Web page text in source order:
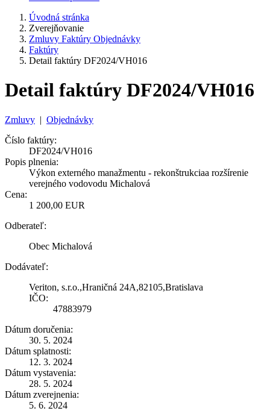
Úvodná stránka
Zverejňovanie
Zmluvy Faktúry Objednávky
Faktúry
Detail faktúry DF2024/VH016
Detail faktúry DF2024/VH016
Zmluvy | Objednávky
Číslo faktúry:
DF2024/VH016
Popis plnenia:
Výkon externého manažmentu - rekonštrukciaa rozšírenie
verejného vodovodu Michalová
Cena:
1 200,00 EUR
Odberateľ:
Obec Michalová
Dodávateľ:
Veriton, s.r.o.,Hraničná 24A,82105,Bratislava
IČO:
47883979
Dátum doručenia:
30. 5. 2024
Dátum splatnosti:
12. 3. 2024
Dátum vystavenia:
28. 5. 2024
Dátum zverejnenia:
5. 6. 2024